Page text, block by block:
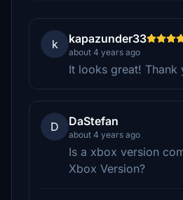
k kapazunder33
about 4 years ago
It looks great! Thank
D DaStefan
about 4 years ago
Is a xbox version
Xbox Version?